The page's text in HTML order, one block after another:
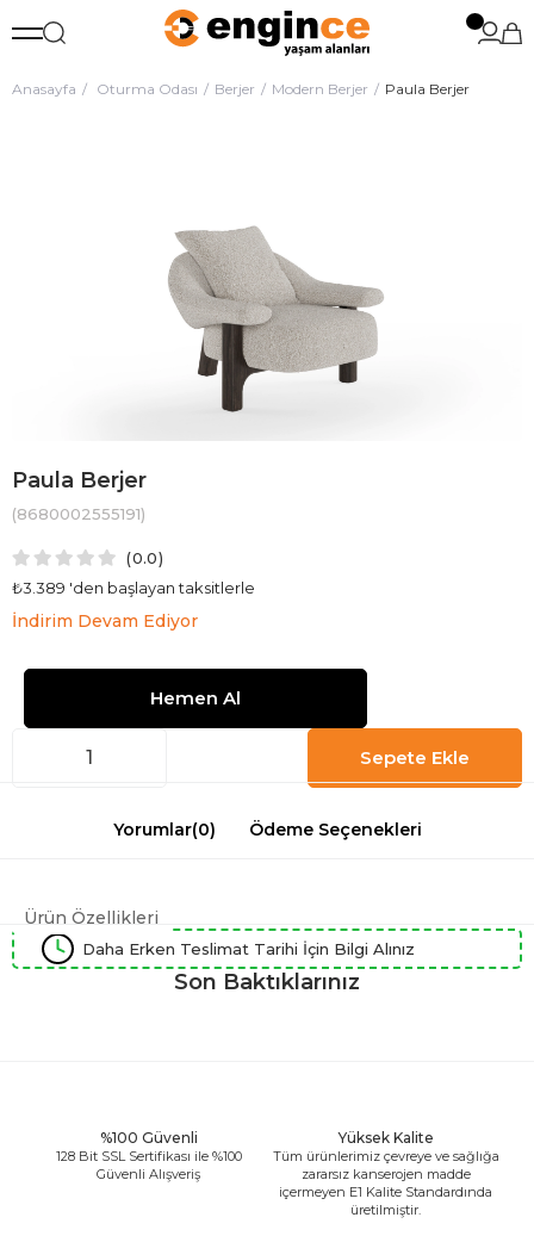
Anasayfa Oturma Odası Berjer Modern Berjer Paula Berjer
Paula Berjer
(8680002555191)
0.0
₺3.389 'den başlayan taksitlerle
İndirim Devam Ediyor
Yorumlar(0) Ödeme Seçenekleri
Ürün Özellikleri
Daha Erken Teslimat Tarihi İçin Bilgi Alınız
Son Baktıklarınız
%100 Güvenli
128 Bit SSL Sertifikası ile %100
Güvenli Alışveriş
Yüksek Kalite
Tüm ürünlerimiz çevreye ve sağlığa
zararsız kanserojen madde
içermeyen E1 Kalite Standardında
üretilmiştir.